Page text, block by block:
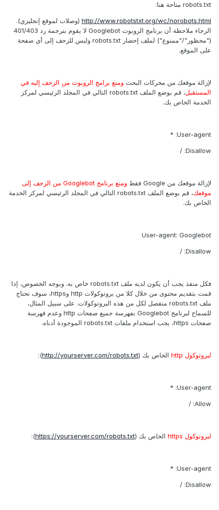
robots.txt متاحة هنا:
http://www.robotstxt.org/wc/norobots.html(وصلات لموقع إنجليزي).
الرجاء ملاحظة أن برنامج الروبوت Googlebot لا يقوم بترجمة رد 401/403
("محظور"/"ممنوع") لملف إحضار robots.txt وليس للزحف إلى أي صفحة
على الموقع.
لإزالة موقعك من محركات البحثومنع برامج الروبوت من الزحف إليه في
المستقبل
، قم بوضع الملف robots.txt التالي في المجلد الرئيسي لمركز
الخدمة الخاص بك.
User-agent: *
Disallow: /
لإزالة موقعك من Google فقط
ومنع برنامج Googlebot من الزحف إلى
موقعك
، قم بوضع الملف robots.txt التالي في المجلد الرئيسي لمركز الخدمة
الخاص بك.
User-agent: Googlebot
Disallow: /
فكل منفذ يجب أن يكون لديه ملف robots.txt خاص به. وبوجه الخصوص، إذا
قمت بتقديم محتوى من خلال كلا من بروتوكولات http وhttps، سوف تحتاج
ملف robots.txt منفصل لكل من هذه البروتوكولات. على سبيل المثال،
للسماح لبرنامج Googlebot بفهرسة جميع صفحات http وعدم فهرسة
صفحات https، يجب استخدام ملفات robots.txt الموجودة أدناه.
لبروتوكول http الخاص بك ( http://yourserver.com/robots.txt
):
User-agent: *
Allow: /
لبروتوكول https الخاص بك ( https://yourserver.com/robots.txt
):
User-agent: *
Disallow: /